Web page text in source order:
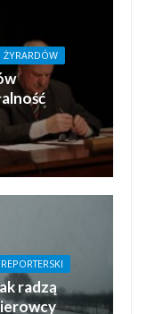
ŻYRARDÓW
radzą